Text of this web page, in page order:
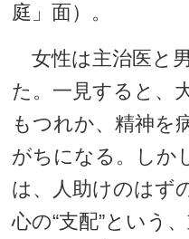
庭」面）。
女性は主治医と
た。一見すると、
もつれか、精神を
がちになる。しか
は、人助けのはず
心の“支配”という